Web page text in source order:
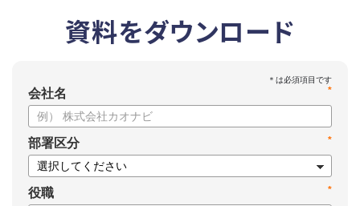
資料をダウンロード
*
会社名
*
部署区分
*
役職